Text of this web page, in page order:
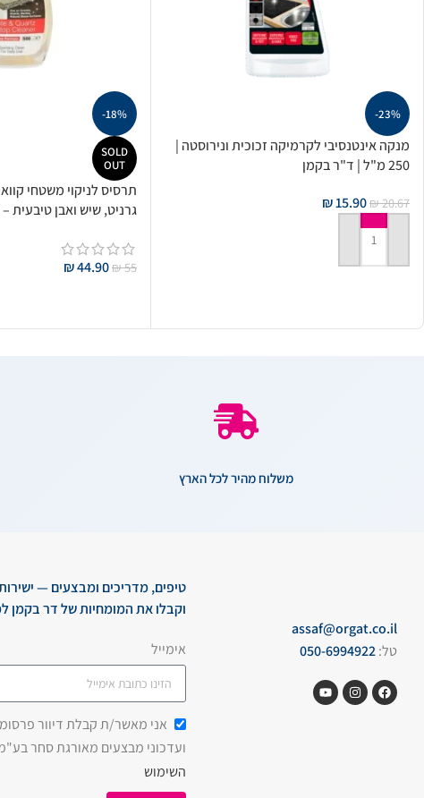
-23%
מנקה אינטנסיבי לקרמיקה זכוכית ונירוסטה |
250 מ"ל | ד"ר בקמן
₪20.67
₪15.90
הוספה לסל
-18%
SOLD
OUT
תרסיס לניקוי משטחי
גרניט, שיש ואבן טיבעית
₪55
₪44.90
משלוח מהיר לכל הארץ
assaf@orgat.co.il
טל:050-6994922
טיפים, מדריכים ומבצעים —
וקבלו את המומחיות של דר בקמן
אימייל
אני מאשר/ת קבלת דיוור
ועדכוני מבצעים מאורגת סחר
השימוש